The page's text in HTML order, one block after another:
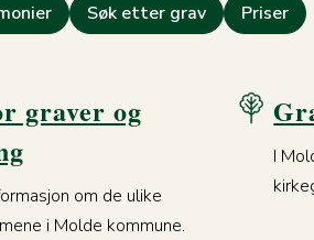
Søk etter grav Priser
graver og
om de ulike
i Molde kommune.
I